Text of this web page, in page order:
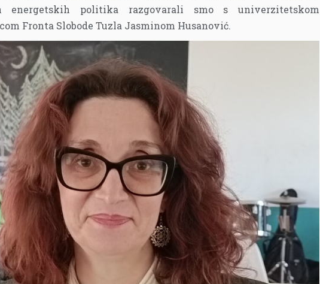
energetskih politika razgovarali smo s univerzitetskom
Fronta Slobode Tuzla Jasminom Husanović.